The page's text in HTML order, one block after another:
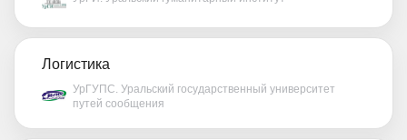
Логистика
УрГУПС. Уральский государственный университет
путей сообщения